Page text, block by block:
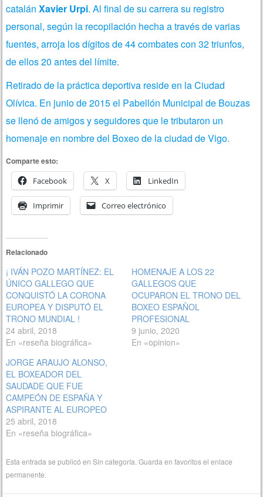
catalánXavier Urpi. Al final de su carrera su registro
personal, según la recopilación hecha a través de varias
fuentes, arroja los dígitos de 44 combates con 32 triunfos,
de ellos 20 antes del límite.
Retirado de la práctica deportiva reside en la Ciudad
Olívica. En junio de 2015 el Pabellón Municipal de Bouzas
se llenó de amigos y seguidores que le tributaron un
homenaje en nombre del Boxeo de la ciudad de Vigo.
Comparte esto:
Facebook
X LinkedIn
Imprimir Correo electrónico
Relacionado
¡ IVÁN POZO MARTÍNEZ: EL
ÚNICO GALLEGO QUE
CONQUISTÓ LA CORONA
EUROPEA Y DISPUTÓ EL
TRONO MUNDIAL !
24 abril, 2018
En «reseña biográfica»
HOMENAJE A LOS 22
GALLEGOS QUE
OCUPARON EL TRONO DEL
BOXEO ESPAÑOL
PROFESIONAL
9 junio, 2020
En «opinion»
JORGE ARAUJO ALONSO,
EL BOXEADOR DEL
SAUDADE QUE FUE
CAMPEÓN DE ESPAÑA Y
ASPIRANTE AL EUROPEO
25 abril, 2018
En «reseña biográfica»
Esta entrada se publicó enSin categoría. Guarda en favoritos elenlace
permanente.